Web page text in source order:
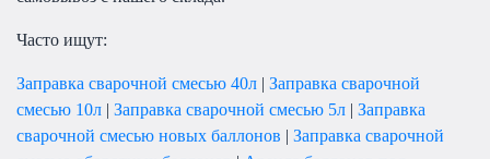
Часто ищут:
Заправка сварочной смесью 40л | Заправка сварочной
смесью 10л | Заправка сварочной смесью 5л | Заправка
сварочной смесью новых баллонов | Заправка сварочной